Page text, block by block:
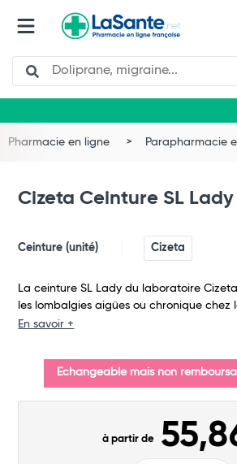
Search
Total
Pharmacie en ligne Parapharmacie
Cizeta Ceinture SL Lady
Ceinture (unité) Cizeta
La ceinture SL Lady du laboratoire
les lombalgies aigües ou chronique chez
En savoir +
Echangeable mais non
à partir de